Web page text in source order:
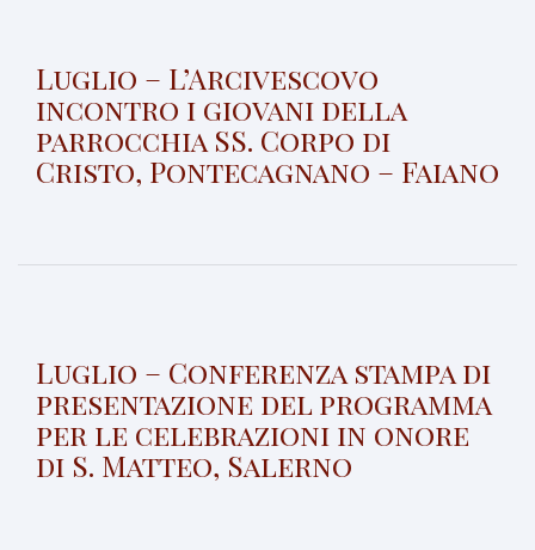
Luglio – L’Arcivescovo
incontro i giovani della
parrocchia SS. Corpo di
Cristo, Pontecagnano – Faiano
Luglio – Conferenza stampa di
presentazione del programma
per le celebrazioni in onore
di S. Matteo, Salerno